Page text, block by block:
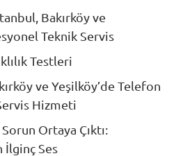
Bakırköy ve
Teknik Servis
Testleri
ve Yeşilköy’de Telefon
Hizmeti
Ortaya Çıktı:
İlginç Ses